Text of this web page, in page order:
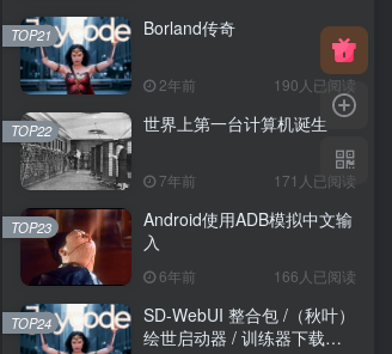
Borland传奇
2年前 190人已阅读
TOP21
世界上第一台计算机诞生
7年前 171人已阅读
TOP22
Android使用ADB模拟中文输
入
6年前 166人已阅读
TOP23
SD-WebUI 整合包 /（秋叶）
绘世启动器 / 训练器下载导
TOP24